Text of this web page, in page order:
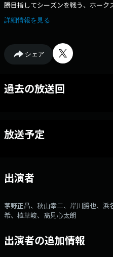
勝目指してシーズンを戦う、ホー
選ぶ～マンスリーヒーロー～を、今
（到着分まで） ※ポイントは、先
系（ノーヒットノーランetc）は4
詳細情報を見る
シェア
過去の放送回
放送予定
出演者
茅野正昌、秋山幸二、岸川勝也、
希、植草峻、髙見心太朗
出演者の追加情報